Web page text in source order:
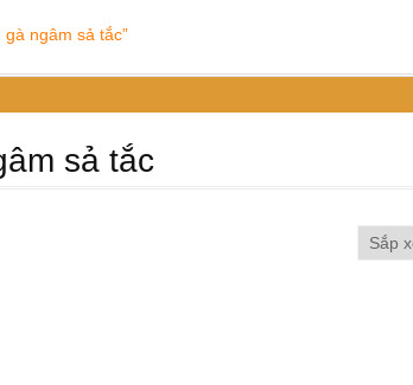
ngâm sả tắc”
sả tắc